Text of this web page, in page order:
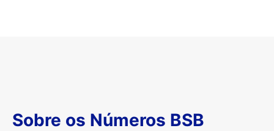
Sobre os Números BSB